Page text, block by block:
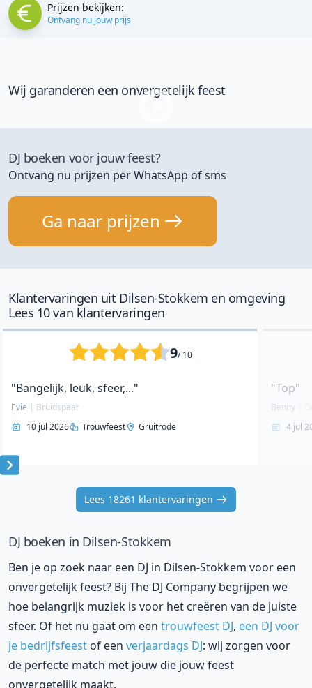
Prijzen bekijken:
Ontvang nu jouw prijs
Wij garanderen een onvergetelijk feest
DJ boeken voor jouw feest?
Ontvang nu prijzen per WhatsApp of sms
Ga naar prijzen
Klantervaringen uit Dilsen-Stokkem en omgeving
Lees 10 van klantervaringen
9/ 10
"Bangelijk, leuk, sfeer,..."
Evie | Bruidspaar
10 jul 2026
Trouwfeest Gruitrode
"Top"
Benny
4 jul
Item
Lees 18261 klantervaringen
DJ boeken in Dilsen-Stokkem
Ben je op zoek naar een DJ in Dilsen-Stokkem voor een
onvergetelijk feest? Bij The DJ Company begrijpen we
hoe belangrijk muziek is voor het creëren van de juiste
sfeer. Of het nu gaat om een trouwfeest DJ, een DJ voor
je bedrijfsfeest of een verjaardags DJ: wij zorgen voor
de perfecte match met jouw die jouw feest
onvergetelijk maakt.